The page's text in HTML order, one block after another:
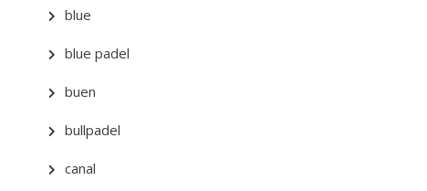
blue
blue padel
buen
bullpadel
canal